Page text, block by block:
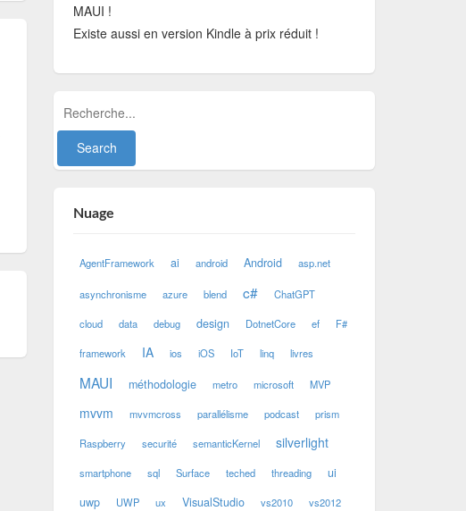
MAUI !
Existe aussi en version Kindle à prix réduit !
Nuage
AgentFramework ai android Android asp.net
asynchronisme azure blend c# ChatGPT
cloud data debug design DotnetCore ef F#
framework IA ios iOS IoT linq livres
MAUI méthodologie metro microsoft MVP
mvvm mvvmcross parallélisme podcast prism
Raspberry securité semanticKernel silverlight
smartphone sql Surface teched threading
ui
uwp
UWP ux VisualStudio vs2010 vs2012